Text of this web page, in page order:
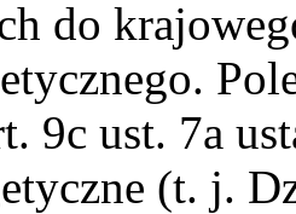
do
9c ust. 7a
(t. j.